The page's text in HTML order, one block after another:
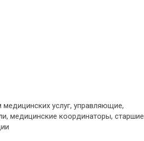
услуг, управляющие,
медицинские координаторы, старшие